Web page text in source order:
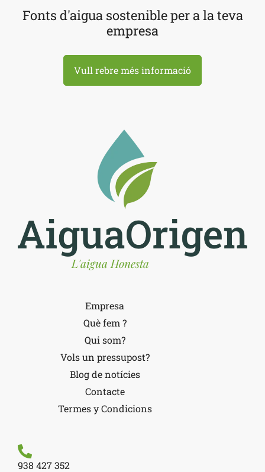
Fonts d'aigua sostenible per a la teva
empresa
Vull rebre més informació
L'aigua Honesta
Empresa
Què fem ?
Qui som?
Vols un pressupost?
Blog de notícies
Contacte
Termes y Condicions
938 427 352